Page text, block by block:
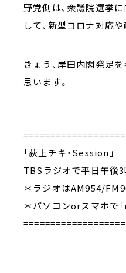
野党側は、衆議院選挙
して、新型コロナ対応
きょう、岸田内閣発足
思います。
「荻上チキ・Session」
TBSラジオで平日午後
＊ラジオはAM954/
＊パソコンorスマホで